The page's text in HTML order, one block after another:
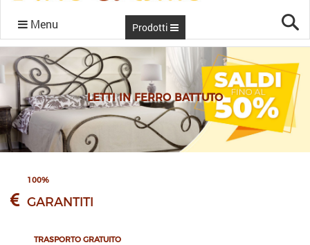
Menu
HOME
CHI SIAMO
CONTATTI
BLOG
CONDIZIONI
RECENSIONI
Prodotti
LETTI IN FERRO BATTUTO
100%
GARANTITI
TRASPORTO GRATUITO